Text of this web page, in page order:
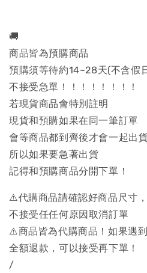
🚚
商品皆為預購商品
預購須等待約14~28天(不含假
不接受急單！！！！！！！！
若現貨商品會特別註明
現貨和預購如果在同一筆訂單
會等商品都到齊後才會一起出
所以如果要急著出貨
記得和預購商品分開下單！
⚠️代購商品請確認好商品尺寸
不接受任任何原因取消訂單
⚠️商品皆為代購商品！如果遇
全額退款，可以接受再下單！
/